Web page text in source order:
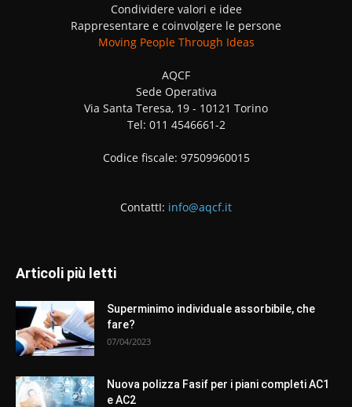
Condividere valori e idee
Rappresentare e coinvolgere le persone
Moving People Through Ideas
AQCF
Sede Operativa
Via Santa Teresa, 19 - 10121 Torino
Tel: 011 4546661-2
Codice fiscale: 97509960015
ContattI: info@aqcf.it
Articoli più letti
Superminimo individuale assorbibile, che
fare?
07/04/2023
Nuova polizza Fasif per i piani completi AC1
e AC2